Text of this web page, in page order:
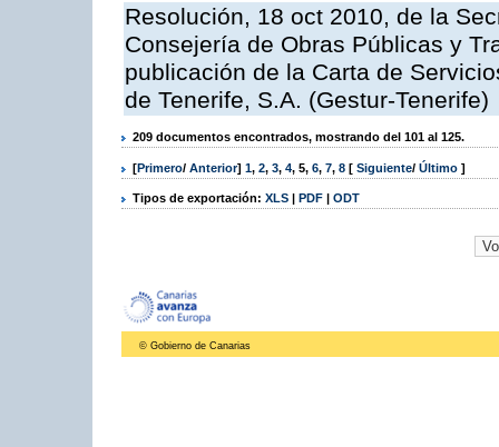
Resolución, 18 oct 2010, de la
Consejería de Obras Públicas y
publicación de la Carta de
de Tenerife, S.A. (Gestur-Tenerife)
209 documentos encontrados, mostrando del 101 al 125.
[Primero/ Anterior] 1, 2, 3, 4, 5, 6, 7, 8 [ Siguiente/ Último ]
Tipos de exportación: XLS | PDF | ODT
© Gobierno de Canarias